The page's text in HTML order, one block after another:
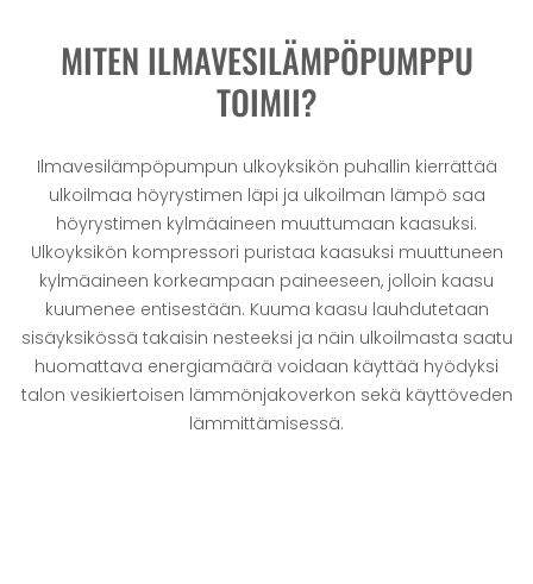
MITEN ILMAVESILÄMPÖPUMPPU
TOIMII?
Ilmavesilämpöpumpun ulkoyksikön puhallin kierrättää
ulkoilmaa höyrystimen läpi ja ulkoilman lämpö saa
höyrystimen kylmäaineen muuttumaan kaasuksi.
Ulkoyksikön kompressori puristaa kaasuksi muuttuneen
kylmäaineen korkeampaan paineeseen, jolloin kaasu
kuumenee entisestään. Kuuma kaasu lauhdutetaan
sisäyksikössä takaisin nesteeksi ja näin ulkoilmasta saatu
huomattava energiamäärä voidaan käyttää hyödyksi
talon vesikiertoisen lämmönjakoverkon sekä käyttöveden
lämmittämisessä.